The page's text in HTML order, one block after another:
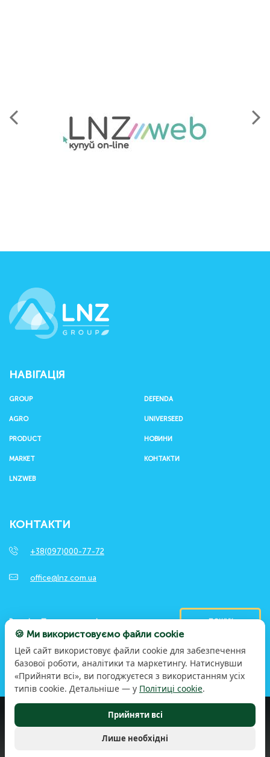
НАВІГАЦІЯ
GROUP
AGRO
PRODUCT
MARKET
DEFENDA
UNIVERSEED
НОВИНИ
КОНТАКТИ
LNZWEB
КОНТАКТИ
+38(097)000-77-72
office@lnz.com.ua
ПОШУК
© 2026 LNZ Group. Досвідом та працею. Заради
Політика конфіденційності
Правила користування сайтом
🍪 Ми використовуємо файли cookie
Цей сайт використовує файли cookie для забезпечення
базової роботи, аналітики та маркетингу. Натиснувши
«Прийняти всі», ви погоджуєтеся з використанням усіх
типів cookie. Детальніше — у Політиці cookie.
Прийняти всі
Лише необхідні